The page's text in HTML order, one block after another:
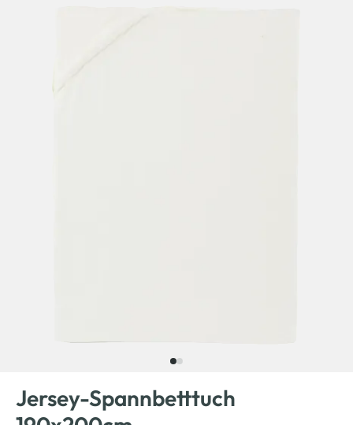
Jersey-Spannbetttuch